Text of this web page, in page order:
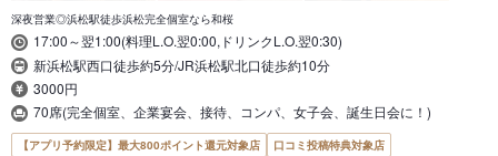
深夜営業◎浜松駅徒歩浜松完全個室なら和桜
17:00～翌1:00(料理L.O.翌0:00,ドリンクL.O.翌0:30)
新浜松駅西口徒歩約5分/JR浜松駅北口徒歩約10分
3000円
70席(完全個室、企業宴会、接待、コンパ、女子会、誕生日会に！)
【アプリ予約限定】最大800ポイント還元対象店 口コミ投稿特典対象店